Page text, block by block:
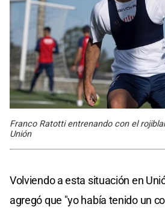
Franco Ratotti entrenando con el
Unión
Volviendo a esta situación en
agregó que "yo había tenido un